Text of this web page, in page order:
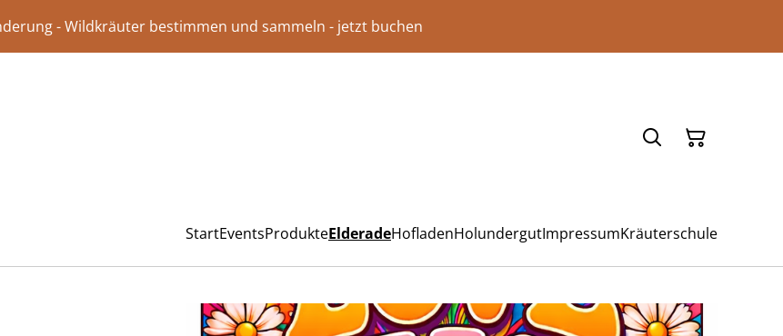
- Wildkräuter bestimmen und sammeln - jetzt buchen
StartEventsProdukteElderadeHofladenHolundergutImpressumKräuterschule